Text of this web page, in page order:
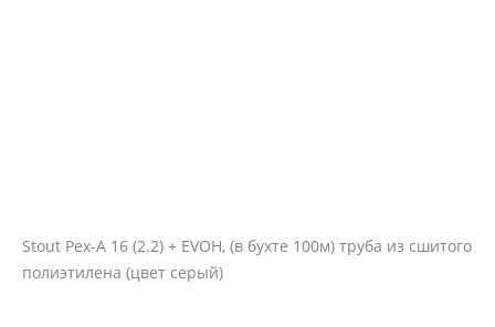
Stout Pex-A 16 (2.2) + EVOH, (в бухте 100м) труба из сшитого
полиэтилена (цвет серый)